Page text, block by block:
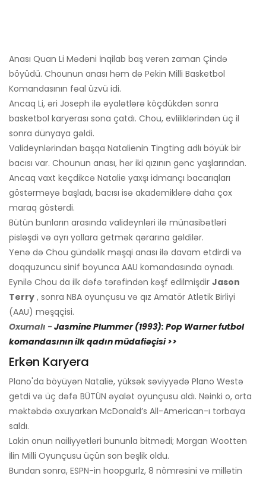
Anası Quan Li Mədəni İnqilab baş verən zaman Çində
böyüdü. Chounun anası həm də Pekin Milli Basketbol
Komandasının fəal üzvü idi.
Ancaq Li, əri Joseph ilə əyalətlərə köçdükdən sonra
basketbol karyerası sona çatdı. Chou, evliliklərindən üç il
sonra dünyaya gəldi.
Valideynlərindən başqa Natalienin Tingting adlı böyük bir
bacısı var. Chounun anası, hər iki qızının gənc yaşlarından.
Ancaq vaxt keçdikcə Natalie yaxşı idmançı bacarıqları
göstərməyə başladı, bacısı isə akademiklərə daha çox
maraq göstərdi.
Bütün bunların arasında valideynləri ilə münasibətləri
pisləşdi və ayrı yollara getmək qərarına gəldilər.
Yenə də Chou gündəlik məşqi anası ilə davam etdirdi və
doqquzuncu sinif boyunca AAU komandasında oynadı.
Eynilə Chou da ilk dəfə tərəfindən kəşf edilmişdir Jason
Terry , sonra NBA oyunçusu və qız Amatör Atletik Birliyi
(AAU) məşqçisi.
Oxumalı - Jasmine Plummer (1993): Pop Warner futbol
komandasının ilk qadın müdafiəçisi >>
Erkən Karyera
Plano'da böyüyən Natalie, yüksək səviyyədə Plano Westə
getdi və üç dəfə BÜTÜN əyalət oyunçusu aldı. Nəinki o, orta
məktəbdə oxuyarkən McDonald’s All-American-ı torbaya
saldı.
Lakin onun nailiyyətləri bununla bitmədi; Morgan Wootten
İlin Milli Oyunçusu üçün son beşlik oldu.
Bundan sonra, ESPN-in hoopgurlz, 8 nömrəsini və millətin